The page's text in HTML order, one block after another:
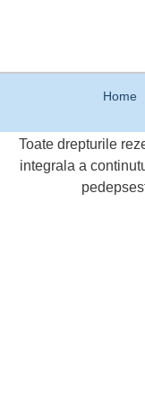
Home
Toate drepturile
integrala a